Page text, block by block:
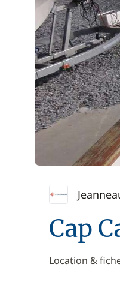
Cap
Location &